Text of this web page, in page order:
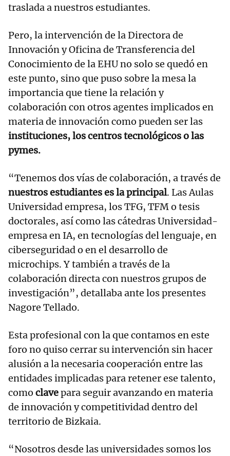
traslada a nuestros estudiantes.
Pero, la intervención de la Directora de
Innovación y Oficina de Transferencia del
Conocimiento de la EHU no solo se quedó en
este punto, sino que puso sobre la mesa la
importancia que tiene la relación y
colaboración con otros agentes implicados en
materia de innovación como pueden ser las
instituciones, los centros tecnológicos o las
pymes.
“Tenemos dos vías de colaboración, a través de
nuestros estudiantes es la principal. Las Aulas
Universidad empresa, los TFG, TFM o tesis
doctorales, así como las cátedras Universidad-
empresa en IA, en tecnologías del lenguaje, en
ciberseguridad o en el desarrollo de
microchips. Y también a través de la
colaboración directa con nuestros grupos de
investigación”, detallaba ante los presentes
Nagore Tellado.
Esta profesional con la que contamos en este
foro no quiso cerrar su intervención sin hacer
alusión a la necesaria cooperación entre las
entidades implicadas para retener ese talento,
como clavepara seguir avanzando en materia
de innovación y competitividad dentro del
territorio de Bizkaia.
“Nosotros desde las universidades somos los